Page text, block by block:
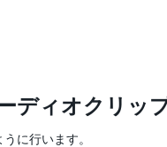
ディオクリッ
に行います。